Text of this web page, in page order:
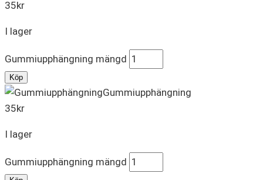
35kr
I lager
Gummiupphängning mängd
Köp
Gummiupphängning
35kr
I lager
Gummiupphängning mängd